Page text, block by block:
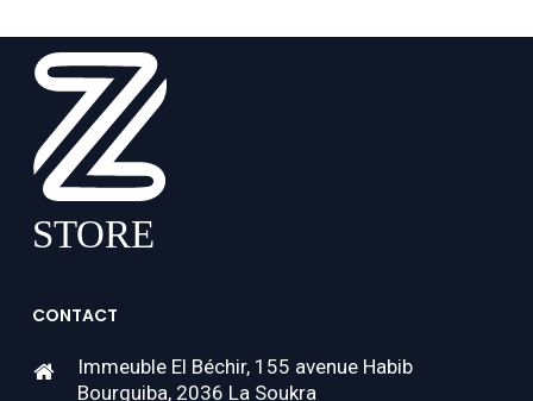
CONTACT
Immeuble El Béchir, 155 avenue Habib
Bourguiba, 2036 La Soukra